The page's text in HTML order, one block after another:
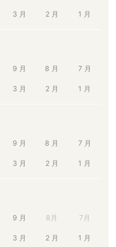
3 月 2 月 1 月
9 月 8 月 7 月
3 月 2 月 1 月
9 月 8 月 7 月
3 月 2 月 1 月
9 月 8月 7月
3 月 2 月 1 月